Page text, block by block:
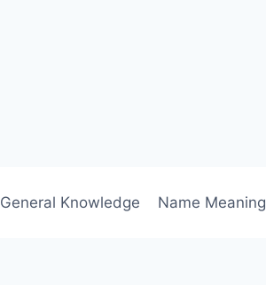
General Knowledge Name Meaning